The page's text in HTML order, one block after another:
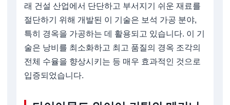
래 건설 산업에서 단단하고 부서지기 쉬운 재료를
절단하기 위해 개발된 이 기술은 보석 가공 분야,
특히 경옥을 가공하는 데 활용되고 있습니다. 이 기
술은 낭비를 최소화하고 최고 품질의 경옥 조각의
전체 수율을 향상시키는 등 매우 효과적인 것으로
입증되었습니다.